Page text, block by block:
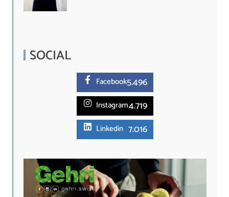
SOCIAL
Facebook5.496
Instagram4.719
Linkedin 7.016